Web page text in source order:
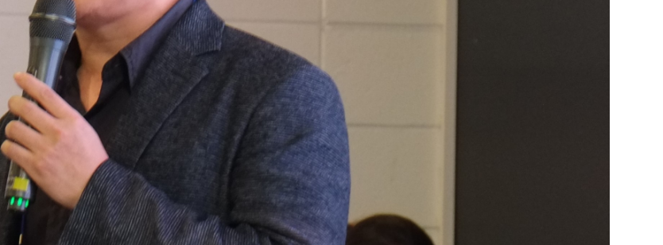
02 WHAT WE DO
PROBLEM SOLVING
CONSULTING
TRUSTWORTHY AI